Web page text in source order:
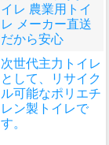
イレ 農業用トイ
レ メーカー直送
だから安心
次世代主力トイレ
として、リサイク
ル可能なポリエチ
レン製トイレで
す。